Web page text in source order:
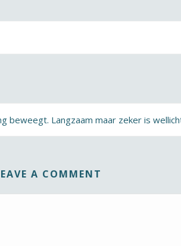
beweegt. Langzaam maar zeker is
A COMMENT